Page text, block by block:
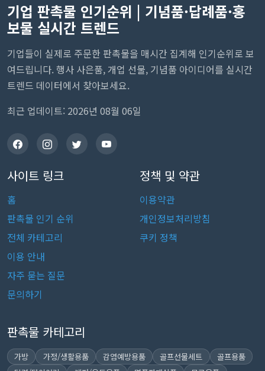
기업 판촉물 인기순위 | 기념품·답례품·홍
보물 실시간 트렌드
기업들이 실제로 주문한 판촉물을 매시간 집계해 인기순위로 보
여드립니다. 행사 사은품, 개업 선물, 기념품 아이디어를 실시간
트렌드 데이터에서 찾아보세요.
최근 업데이트: 2026년 08월 06일
사이트 링크
홈
판촉물 인기 순위
전체 카테고리
이용 안내
자주 묻는 질문
문의하기
정책 및 약관
이용약관
개인정보처리방침
쿠키 정책
판촉물 카테고리
가방 가정/생활용품 감염예방용품 골프선물세트
골프용품